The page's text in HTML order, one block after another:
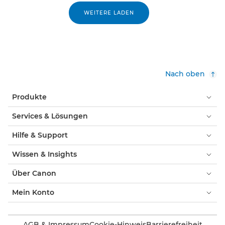
WEITERE LADEN
Nach oben
Produkte
Services & Lösungen
Hilfe & Support
Wissen & Insights
Über Canon
Mein Konto